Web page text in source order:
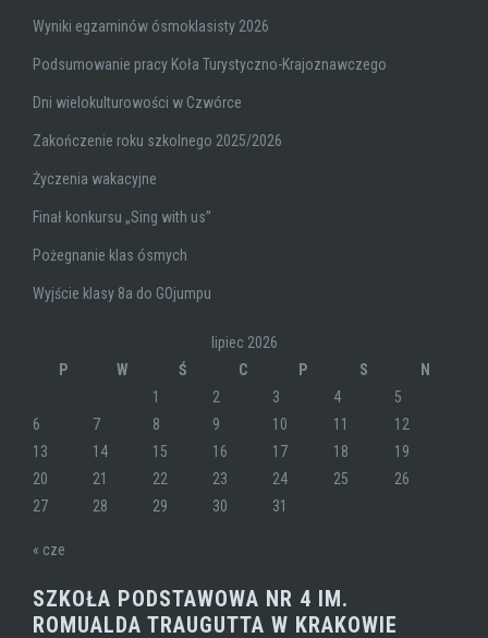
Wyniki egzaminów ósmoklasisty 2026
Podsumowanie pracy Koła Turystyczno-Krajoznawczego
Dni wielokulturowości w Czwórce
Zakończenie roku szkolnego 2025/2026
Życzenia wakacyjne
Finał konkursu „Sing with us”
Pożegnanie klas ósmych
Wyjście klasy 8a do GOjumpu
lipiec 2026
P
W Ś C P S
N
1
2 3 4
5
6
7 8 9 10 11
12
13
14 15 16 17 18
19
20
21 22 23 24 25
26
27
28 29 30 31
« cze
SZKOŁA PODSTAWOWA NR 4 IM.
ROMUALDA TRAUGUTTA W KRAKOWIE